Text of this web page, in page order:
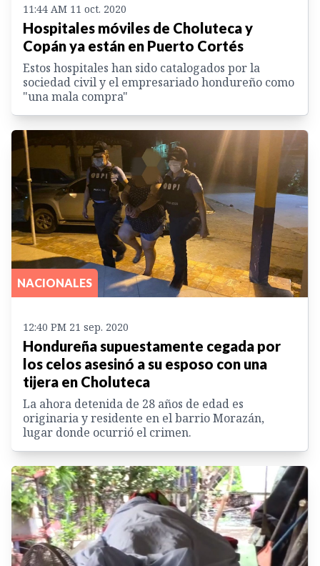
11:44 AM 11 oct. 2020
Hospitales móviles de Choluteca y
Copán ya están en Puerto Cortés
Estos hospitales han sido catalogados por la
sociedad civil y el empresariado hondureño como
"una mala compra"
NACIONALES
12:40 PM 21 sep. 2020
Hondureña supuestamente cegada por
los celos asesinó a su esposo con una
tijera en Choluteca
La ahora detenida de 28 años de edad es
originaria y residente en el barrio Morazán,
lugar donde ocurrió el crimen.